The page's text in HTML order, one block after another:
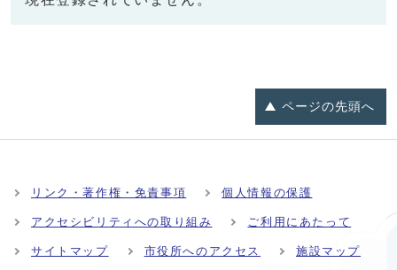
ページの先頭へ
リンク・著作権・免責事項 個人情報の保護
アクセシビリティへの取り組み ご利用にあたって
サイトマップ 市役所へのアクセス 施設マップ